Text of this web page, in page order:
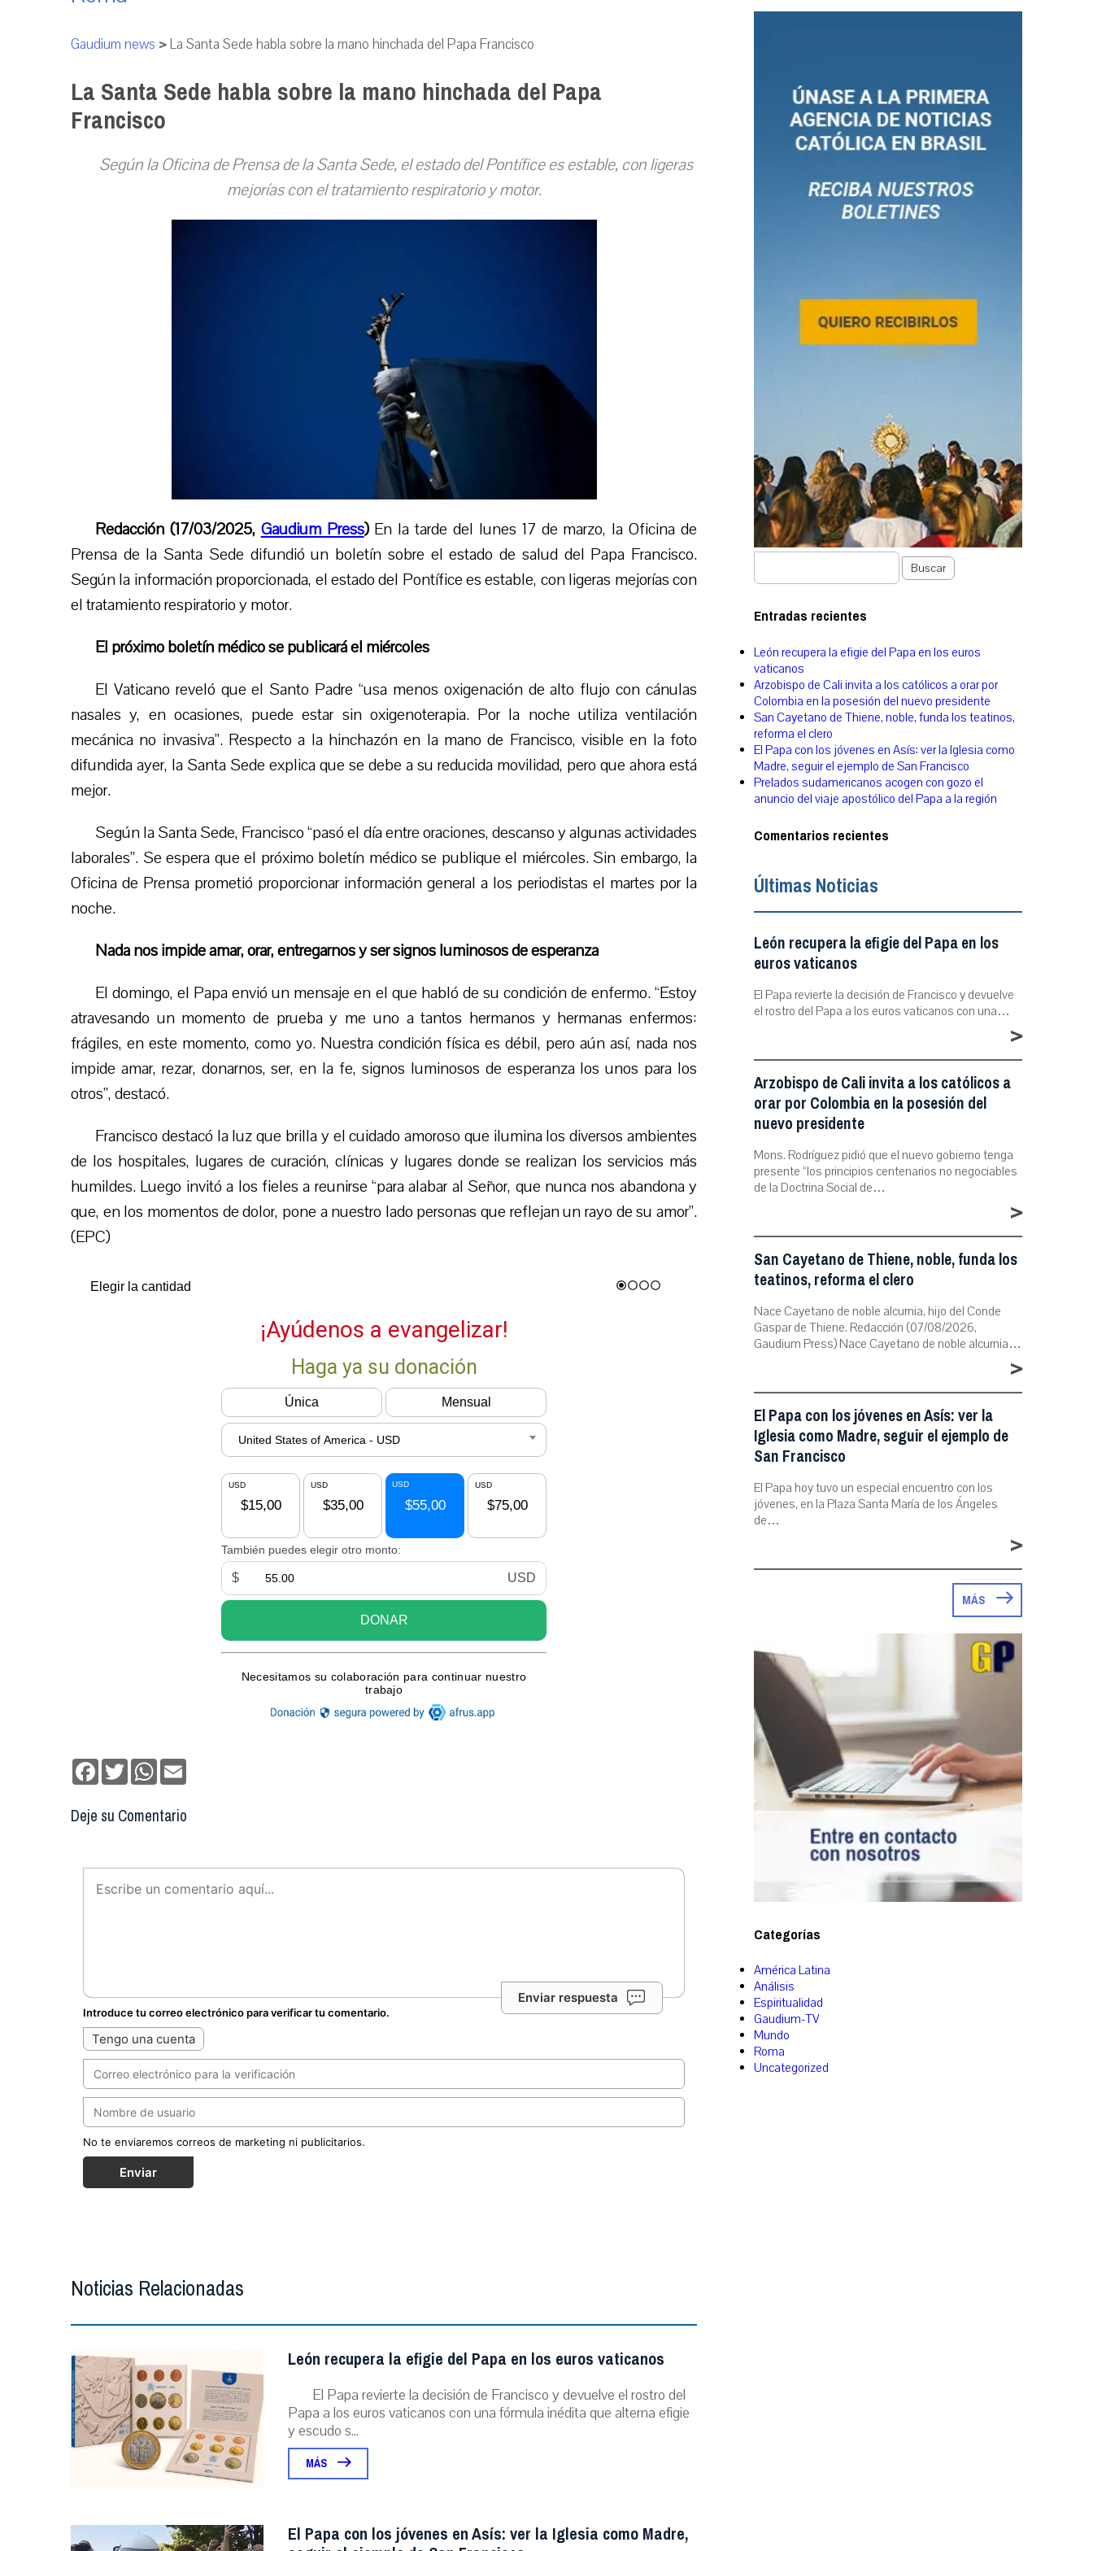
Gaudium news >La Santa Sede habla sobre la mano hinchada del Papa Francisco
La Santa Sede habla sobre la mano hinchada del Papa
Francisco
Según la Oficina de Prensa de la Santa Sede, el estado del Pontífice es estable, con ligeras
mejorías con el tratamiento respiratorio y motor.
Redacción (17/03/2025, Gaudium Press)En la tarde del lunes 17 de marzo, la Oficina de
Prensa de la Santa Sede difundió un boletín sobre el estado de salud del Papa Francisco.
Según la información proporcionada, el estado del Pontífice es estable, con ligeras mejorías con
el tratamiento respiratorio y motor.
El próximo boletín médico se publicará el miércoles
El Vaticano reveló que el Santo Padre “usa menos oxigenación de alto flujo con cánulas
nasales y, en ocasiones, puede estar sin oxigenoterapia. Por la noche utiliza ventilación
mecánica no invasiva”. Respecto a la hinchazón en la mano de Francisco, visible en la foto
difundida ayer, la Santa Sede explica que se debe a su reducida movilidad, pero que ahora está
mejor.
Según la Santa Sede, Francisco “pasó el día entre oraciones, descanso y algunas actividades
laborales”. Se espera que el próximo boletín médico se publique el miércoles. Sin embargo, la
Oficina de Prensa prometió proporcionar información general a los periodistas el martes por la
noche.
Nada nos impide amar, orar, entregarnos y ser signos luminosos de esperanza
El domingo, el Papa envió un mensaje en el que habló de su condición de enfermo. “Estoy
atravesando un momento de prueba y me uno a tantos hermanos y hermanas enfermos:
frágiles, en este momento, como yo. Nuestra condición física es débil, pero aún así, nada nos
impide amar, rezar, donarnos, ser, en la fe, signos luminosos de esperanza los unos para los
otros”, destacó.
Francisco destacó la luz que brilla y el cuidado amoroso que ilumina los diversos ambientes
de los hospitales, lugares de curación, clínicas y lugares donde se realizan los servicios más
humildes. Luego invitó a los fieles a reunirse “para alabar al Señor, que nunca nos abandona y
que, en los momentos de dolor, pone a nuestro lado personas que reflejan un rayo de su amor”.
(EPC)
Facebook
TwitterWhatsApp
Deje su Comentario
Enviar respuesta
Introduce tu correo electrónico para verificar tu comentario.
Tengo una cuenta
No te enviaremos correos de marketing ni publicitarios.
Enviar
Noticias Relacionadas
León recupera la efigie del Papa en los euros vaticanos
El Papa revierte la decisión de Francisco y devuelve el rostro del
Papa a los euros vaticanos con una fórmula inédita que alterna efigie
y escudo s...
MÁS
El Papa con los jóvenes en Asís: ver la Iglesia como Madre,
Buscar
Entradas recientes
León recupera la efigie del Papa en los euros
vaticanos
Arzobispo de Cali invita a los católicos a orar por
Colombia en la posesión del nuevo presidente
San Cayetano de Thiene, noble, funda los teatinos,
reforma el clero
El Papa con los jóvenes en Asís: ver la Iglesia como
Madre, seguir el ejemplo de San Francisco
Prelados sudamericanos acogen con gozo el
anuncio del viaje apostólico del Papa a la región
Comentarios recientes
Últimas Noticias
León recupera la efigie del Papa en los
euros vaticanos
El Papa revierte la decisión de Francisco y devuelve
el rostro del Papa a los euros vaticanos con una…
>
Arzobispo de Cali invita a los católicos a
orar por Colombia en la posesión del
nuevo presidente
Mons. Rodríguez pidió que el nuevo gobierno tenga
presente “los principios centenarios no negociables
de la Doctrina Social de…
>
San Cayetano de Thiene, noble, funda los
teatinos, reforma el clero
Nace Cayetano de noble alcurnia, hijo del Conde
Gaspar de Thiene. Redacción (07/08/2026,
Gaudium Press) Nace Cayetano de noble alcurnia…
>
El Papa con los jóvenes en Asís: ver la
Iglesia como Madre, seguir el ejemplo de
San Francisco
El Papa hoy tuvo un especial encuentro con los
jóvenes, en la Plaza Santa María de los Ángeles
de…
>
MÁS
Categorías
América Latina
Análisis
Espiritualidad
Gaudium-TV
Mundo
Roma
Uncategorized